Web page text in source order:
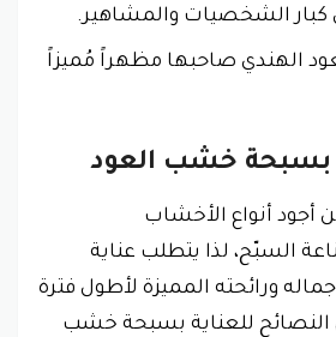
الشخصيات والمشاهير.
الهندي صاحبها مظهراً مُميزاً
بسبحة خشب العود
أنواع الأخشاب
السبّح، لذا يتطلب عناية
ورائحته المميزة لأطول فترة
للعناية بسبحة خشب